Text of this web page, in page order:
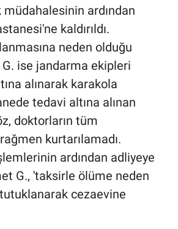
ardından
kaldırıldı.
neden olduğu
ise jandarma ekipleri
alınarak karakola
tedavi altına alınan
doktorların tüm
kurtarılamadı.
ardından adliyeye
G., 'taksirle ölüme neden
cezaevine